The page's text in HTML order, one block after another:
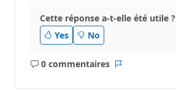
Cette réponse a-t-elle été utile ?
Yes
No
0 commentaires
Aucun